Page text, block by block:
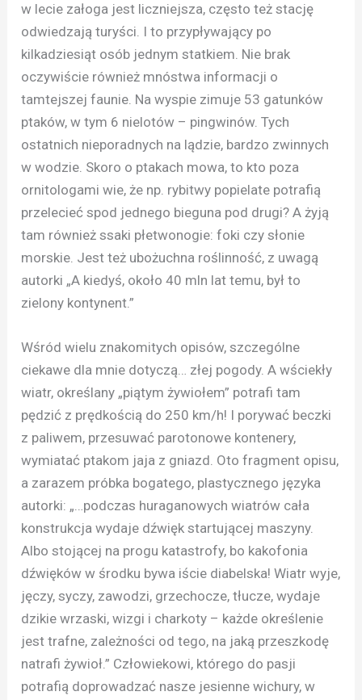
w lecie załoga jest liczniejsza, często też stację
odwiedzają turyści. I to przypływający po
kilkadziesiąt osób jednym statkiem. Nie brak
oczywiście również mnóstwa informacji o
tamtejszej faunie. Na wyspie zimuje 53 gatunków
ptaków, w tym 6 nielotów – pingwinów. Tych
ostatnich nieporadnych na lądzie, bardzo zwinnych
w wodzie. Skoro o ptakach mowa, to kto poza
ornitologami wie, że np. rybitwy popielate potrafią
przelecieć spod jednego bieguna pod drugi? A żyją
tam również ssaki płetwonogie: foki czy słonie
morskie. Jest też ubożuchna roślinność, z uwagą
autorki „A kiedyś, około 40 mln lat temu, był to
zielony kontynent.”
Wśród wielu znakomitych opisów, szczególne
ciekawe dla mnie dotyczą… złej pogody. A wściekły
wiatr, określany „piątym żywiołem” potrafi tam
pędzić z prędkością do 250 km/h! I porywać beczki
z paliwem, przesuwać parotonowe kontenery,
wymiatać ptakom jaja z gniazd. Oto fragment opisu,
a zarazem próbka bogatego, plastycznego języka
autorki: „…podczas huraganowych wiatrów cała
konstrukcja wydaje dźwięk startującej maszyny.
Albo stojącej na progu katastrofy, bo kakofonia
dźwięków w środku bywa iście diabelska! Wiatr wyje,
jęczy, syczy, zawodzi, grzechocze, tłucze, wydaje
dzikie wrzaski, wizgi i charkoty – każde określenie
jest trafne, zależności od tego, na jaką przeszkodę
natrafi żywioł.” Człowiekowi, którego do pasji
potrafią doprowadzać nasze jesienne wichury, w